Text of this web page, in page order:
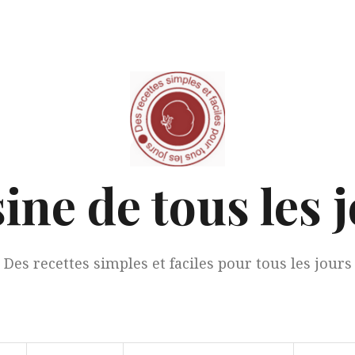
de tous les
Des recettes simples et faciles pour tous les jours